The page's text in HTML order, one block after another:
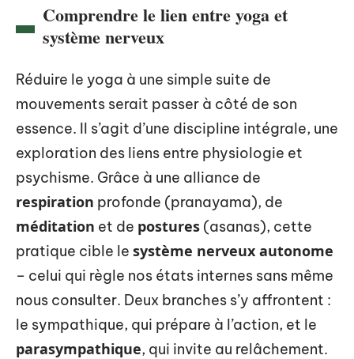
Comprendre le lien entre yoga et
système nerveux
Réduire le yoga à une simple suite de
mouvements serait passer à côté de son
essence. Il s’agit d’une discipline intégrale, une
exploration des liens entre physiologie et
psychisme. Grâce à une alliance de
respiration profonde (pranayama), de
méditation et de postures (asanas), cette
pratique cible le système nerveux autonome
– celui qui règle nos états internes sans même
nous consulter. Deux branches s’y affrontent :
le sympathique, qui prépare à l’action, et le
parasympathique, qui invite au relâchement.